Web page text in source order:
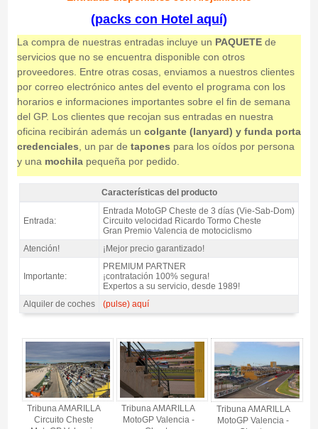
(packs con Hotel aquí)
La compra de nuestras entradas incluye un PAQUETEde
servicios que no se encuentra disponible con otros
proveedores. Entre otras cosas, enviamos a nuestros clientes
por correo electrónico antes del evento el programa con los
horarios e informaciones importantes sobre el fin de semana
del GP. Los clientes que recojan sus entradas en nuestra
oficina recibirán además un colgante (lanyard) y funda porta
credenciales , un par de tapones para los oídos por persona
y una mochilapequeña por pedido.
🚨🚨🚨🚨🚨🚨🚨 ¡Mejor precio garantizado🔥! >> Entrada MotoGP Tribuna
AMARILLA, GP Valencia 2026 - Características del producto
Características del producto
Entrada:
Entrada MotoGP Cheste de 3 días (Vie-Sab-Dom)
Circuito velocidad Ricardo Tormo Cheste
Gran Premio Valencia de motociclismo
Atención!
¡Mejor precio garantizado!
Importante:
PREMIUM PARTNER
¡contratación 100% segura!
Expertos a su servicio, desde 1989!
Alquiler de coches
(pulse) aquí
AMARILLA, GP Valencia 2026 - Gallery 4
Tribuna AMARILLA
Circuito Cheste
Tribuna AMARILLA
MotoGP Valencia -
Tribuna AMARILLA
MotoGP Valencia -